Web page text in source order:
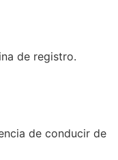
de registro.
de conducir de